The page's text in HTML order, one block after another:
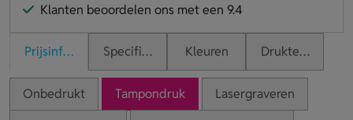
Klanten beoordelen ons met een 9.4
PrijsinformatieSpecificaties Kleuren Druktechnieken
Onbedrukt Tampondruk
Lasergraveren